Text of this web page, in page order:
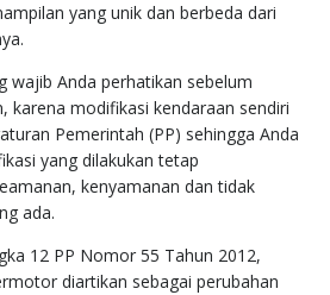
yang unik dan berbeda dari
wajib Anda perhatikan sebelum
karena modifikasi kendaraan sendiri
Pemerintah (PP) sehingga Anda
yang dilakukan tetap
kenyamanan dan tidak
ada.
12 PP Nomor 55 Tahun 2012,
diartikan sebagai perubahan